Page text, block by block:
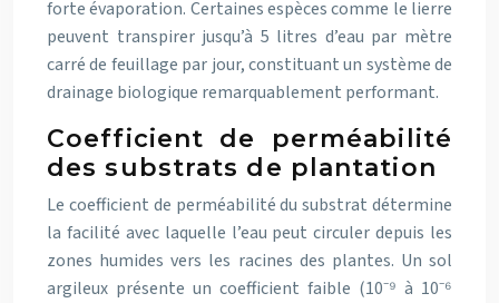
forte évaporation. Certaines espèces comme le lierre
peuvent transpirer jusqu’à 5 litres d’eau par mètre
carré de feuillage par jour, constituant un système de
drainage biologique remarquablement performant.
Coefficient de perméabilité
des substrats de plantation
Le coefficient de perméabilité du substrat détermine
la facilité avec laquelle l’eau peut circuler depuis les
zones humides vers les racines des plantes. Un sol
argileux présente un coefficient faible (10⁻⁹ à 10⁻⁶